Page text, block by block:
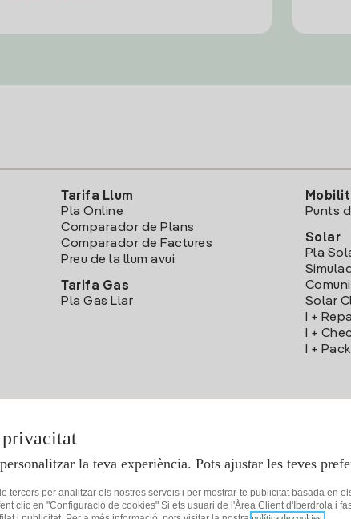
Tarifa Llum
Pla Online
Comparador de Plans
Comparador de Factures
Preu de la llum avui
Tarifa Gas
Pla Gas Llar
Punts
Solar
Pla
Solar
I +
I +
I +
la teva experiència. Pots ajustar les teves
tercers per analitzar els nostres serveis i per mostrar-te publicitat basada en
clic en "Configuració de cookies" Si ets usuari de l'Àrea Client d'Iberdrola i